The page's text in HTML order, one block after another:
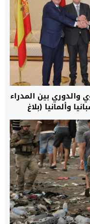
والدوري بين المدراء
وألمانيا (بلاغ